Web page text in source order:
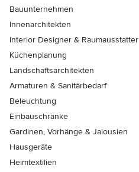
Bauunternehmen
Innenarchitekten
Interior Designer & Raumausstatter
Küchenplanung
Landschaftsarchitekten
Armaturen & Sanitärbedarf
Beleuchtung
Einbauschränke
Gardinen, Vorhänge & Jalousien
Hausgeräte
Heimtextilien